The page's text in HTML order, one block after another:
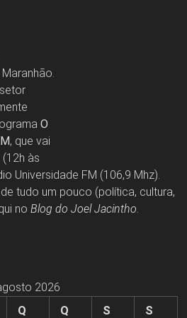
O
, que vai
às
Universidade FM (106,9 Mhz).
tudo um pouco (política, cultura,
no Blog do Joel Jacintho
2026
Q Q S
S